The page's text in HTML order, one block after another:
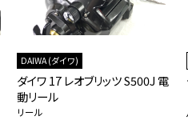
DAIWA (ダイワ)
ダイワ 17 レオブリッツ S500J 電
動リール
リール